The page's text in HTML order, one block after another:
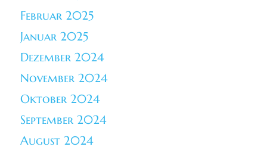
Februar 2025
Januar 2025
Dezember 2024
November 2024
Oktober 2024
September 2024
August 2024